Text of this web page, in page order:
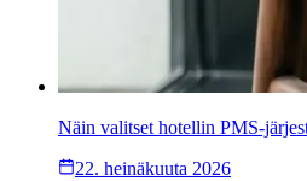
Näin valitset hotellin PMS-
22. heinäkuuta 2026